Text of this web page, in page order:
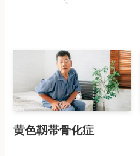
黄色靱帯骨化症